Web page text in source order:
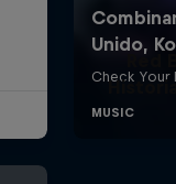
Red